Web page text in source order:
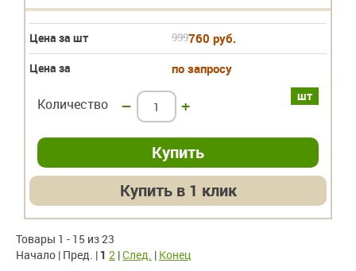
Цена за шт 999760 руб.
Цена за по запросу
шт
Количество – +
Купить в 1 клик
Товары 1 - 15 из 23
Начало | Пред. | 1 2 |След. | Конец